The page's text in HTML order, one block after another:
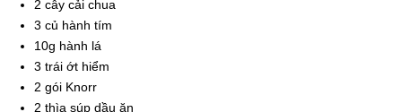
2 cây cải chua
3 củ hành tím
10g hành lá
3 trái ớt hiểm
2 gói Knorr
2 thìa súp dầu ăn